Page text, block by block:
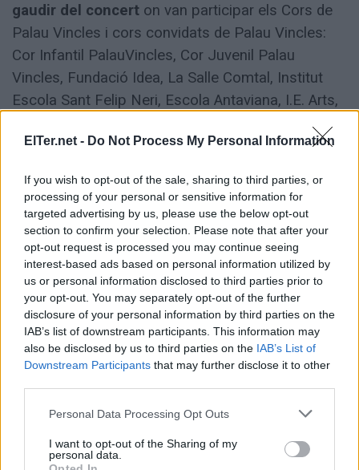
ElTer.net - Do Not Process My Personal Information
If you wish to opt-out of the sale, sharing to third parties, or
processing of your personal or sensitive information for
targeted advertising by us, please use the below opt-out
section to confirm your selection. Please note that after your
opt-out request is processed you may continue seeing
interest-based ads based on personal information utilized by
us or personal information disclosed to third parties prior to
your opt-out. You may separately opt-out of the further
disclosure of your personal information by third parties on the
IAB’s list of downstream participants. This information may
also be disclosed by us to third parties on the IAB’s List of
Downstream Participants that may further disclose it to other
Please note that this website/app uses one or more Google
not limited to your visit or usage behaviour. You may click to
grant or deny consent to Google and its third-party tags to
Personal Data Processing Opt Outs
I want to opt-out of the Sharing of my
personal data.
gaudir del concert on van participar els Cors de
Palau Vincles i cors convidats de Palau Vincles:
Cor Infantil PalauVincles, Cor Juvenil Palau
Vincles, Fundació Idea, La Salle Comtal, Institut
Escola Sant Felip Neri, Escola Antaviana, I.E. Arts,
Escola Sagrada Família Avinyó, Escola Els Horts,
Escola Puig-Agut de Manlleu, INS Antoni Pous
Bellvitge.
ETIQUETES:
Vídeos Cultura